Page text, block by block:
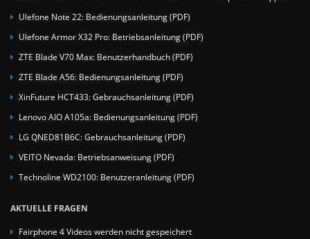
Ulefone Note 22: Bedienungsanleitung (PDF)
Ulefone Armor X32 Pro: Betriebsanleitung (PDF)
ZTE Blade V70 Max: Benutzerhandbuch (PDF)
ZTE Blade A56: Bedienungsanleitung (PDF)
XinFuture HCT433: Gebrauchsanleitung (PDF)
Lenovo AIO A105a: Bedienungsanleitung (PDF)
LG QNED81B6C: Gebrauchsanleitung (PDF)
VEITO Nevada: Betriebsanweisung (PDF)
Technoline WD2100: Benutzeranleitung (PDF)
AKTUELLE FRAGEN
Fairphone 4 Videos werden nicht gespeichert